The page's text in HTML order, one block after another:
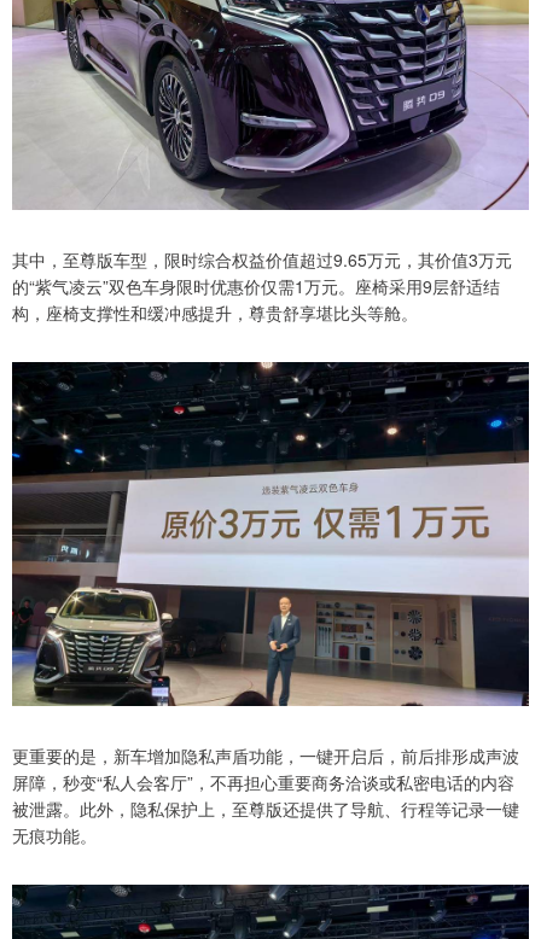
其中，至尊版车型，限时综合权益价值超过9.65万元，其价值3万元
的“紫气凌云”双色车身限时优惠价仅需1万元。座椅采用9层舒适结
构，座椅支撑性和缓冲感提升，尊贵舒享堪比头等舱。
更重要的是，新车增加隐私声盾功能，一键开启后，前后排形成声波
屏障，秒变“私人会客厅”，不再担心重要商务洽谈或私密电话的内容
被泄露。此外，隐私保护上，至尊版还提供了导航、行程等记录一键
无痕功能。